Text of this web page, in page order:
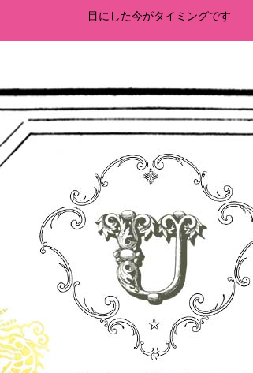
目にした今がタイミングです